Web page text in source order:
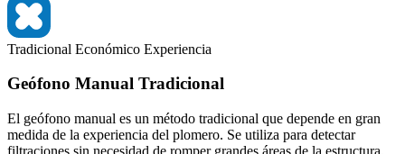
Tradicional Económico Experiencia
Geófono Manual Tradicional
El geófono manual es un método tradicional que depende en gran
medida de la experiencia del plomero. Se utiliza para detectar
filtraciones sin necesidad de romper grandes áreas de la estructura.